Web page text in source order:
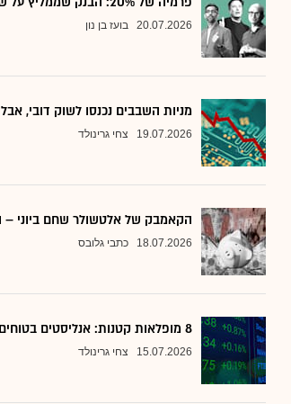
20.07.2026 בועז בן נון
מניות השבבים נכנסו לשוק דובי,
19.07.2026 צחי גרינולד
הקאמבק של אלטשולר שחם ביוני – ועוד 4 כתבות על המצב
18.07.2026 כתבי גלובס
8 מופלאות קטנות: אנליסטים בטוחים - כדאי לשים לב למניות הללו
15.07.2026 צחי גרינולד